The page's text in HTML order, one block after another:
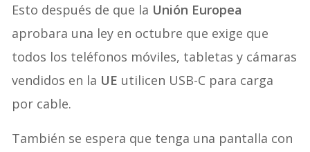
Esto después de que la Unión Europea
aprobara una ley en octubre que exige que
todos los teléfonos móviles, tabletas y cámaras
vendidos en la UE utilicen USB-C para carga
por cable.
También se espera que tenga una pantalla con